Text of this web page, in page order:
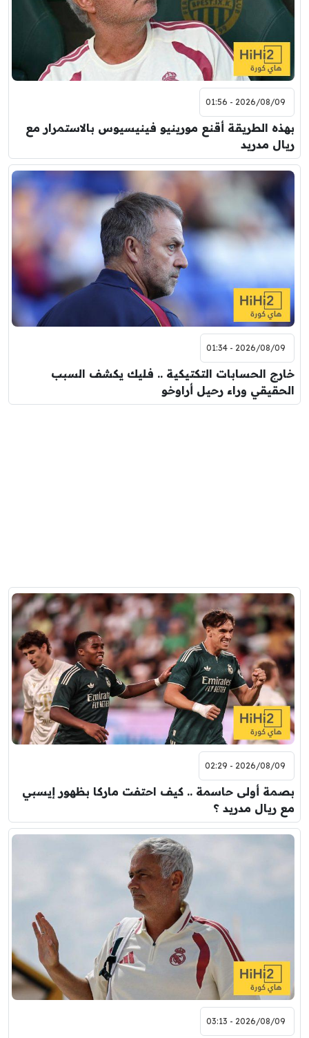
2026/08/09 - 01:56
بهذه الطريقة أقنع مورينيو فينيسيوس بالاستمرار مع
ريال مدريد
2026/08/09 - 01:34
خارج الحسابات التكتيكية .. فليك يكشف السبب
الحقيقي وراء رحيل أراوخو
2026/08/09 - 02:29
بصمة أولى حاسمة .. كيف احتفت ماركا بظهور إيسبي
مع ريال مدريد ؟
2026/08/09 - 03:13